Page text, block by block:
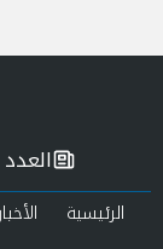
الرئيسية